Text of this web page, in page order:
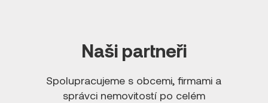
Naši partneři
Spolupracujeme s obcemi, firmami a
správci nemovitostí po celém